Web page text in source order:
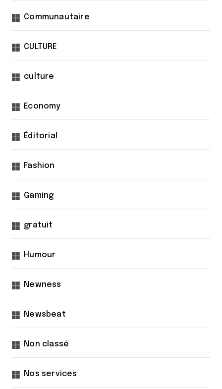
Communautaire
CULTURE
culture
Economy
Éditorial
Fashion
Gaming
gratuit
Humour
Newness
Newsbeat
Non classé
Nos services